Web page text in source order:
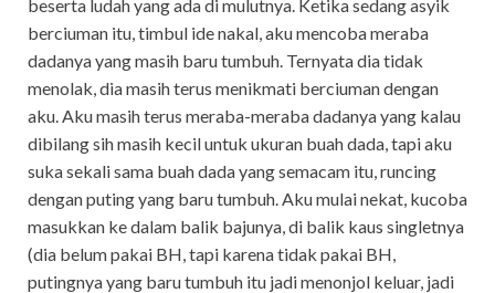
beserta ludah yang ada di mulutnya. Ketika sedang asyik
berciuman itu, timbul ide nakal, aku mencoba meraba
dadanya yang masih baru tumbuh. Ternyata dia tidak
menolak, dia masih terus menikmati berciuman dengan
aku. Aku masih terus meraba-meraba dadanya yang kalau
dibilang sih masih kecil untuk ukuran buah dada, tapi aku
suka sekali sama buah dada yang semacam itu, runcing
dengan puting yang baru tumbuh. Aku mulai nekat, kucoba
masukkan ke dalam balik bajunya, di balik kaus singletnya
(dia belum pakai BH, tapi karena tidak pakai BH,
putingnya yang baru tumbuh itu jadi menonjol keluar, jadi